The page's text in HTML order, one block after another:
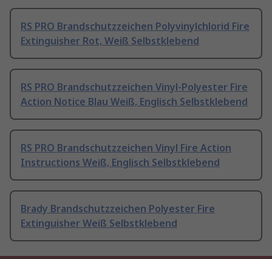
RS PRO Brandschutzzeichen Polyvinylchlorid Fire
Extinguisher Rot, Weiß Selbstklebend
RS PRO Brandschutzzeichen Vinyl-Polyester Fire
Action Notice Blau Weiß, Englisch Selbstklebend
RS PRO Brandschutzzeichen Vinyl Fire Action
Instructions Weiß, Englisch Selbstklebend
Brady Brandschutzzeichen Polyester Fire
Extinguisher Weiß Selbstklebend